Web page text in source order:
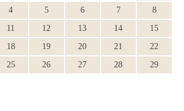
4 5 6 7
8
11 12 13 14
15
18 19 20 21
22
25 26 27 28
29